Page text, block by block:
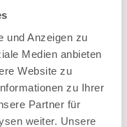
und Anzeigen zu
Medien anbieten
Website zu
zu Ihrer
Partner für
weiter. Unsere